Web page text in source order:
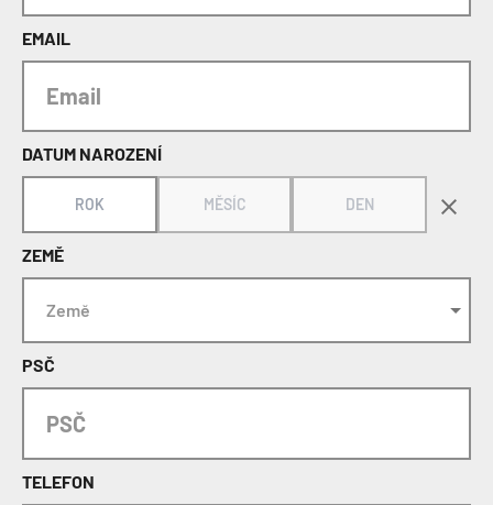
EMAIL
DATUM NAROZENÍ
ROK MĚSÍC DEN
ZEMĚ
PSČ
TELEFON